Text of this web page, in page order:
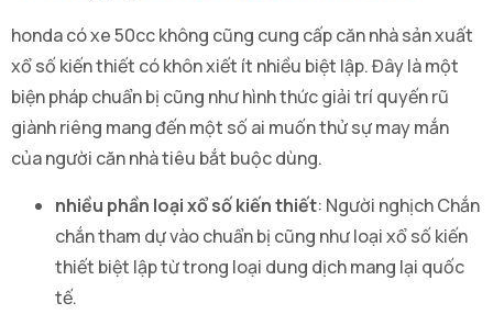
honda có xe 50cc không cũng cung cấp căn nhà sản xuất
xổ số kiến thiết có khôn xiết ít nhiều biệt lập. Đây là một
biện pháp chuẩn bị cũng như hình thức giải trí quyến rũ
giành riêng mang đến một số ai muốn thử sự may mắn
của người căn nhà tiêu bắt buộc dùng.
nhiều phần loại xổ số kiến thiết: Người nghịch Chắn
chắn tham dự vào chuẩn bị cũng như loại xổ số kiến
thiết biệt lập từ trong loại dung dịch mang lại quốc
tế.